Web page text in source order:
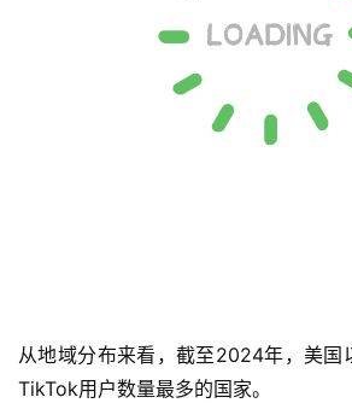
从地域分布来看，截至2024年，美国
TikTok用户数量最多的国家。